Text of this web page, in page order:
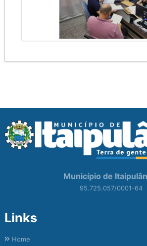
Município de
95.725.057/0001-64
Links
Home